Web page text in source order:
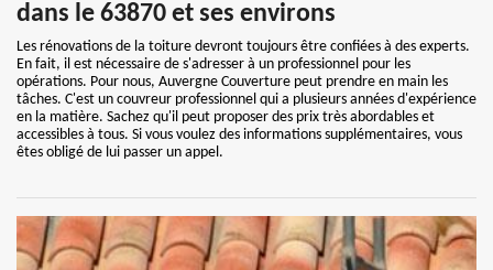
dans le 63870 et ses environs
Les rénovations de la toiture devront toujours être confiées à des experts.
En fait, il est nécessaire de s'adresser à un professionnel pour les
opérations. Pour nous, Auvergne Couverture peut prendre en main les
tâches. C'est un couvreur professionnel qui a plusieurs années d'expérience
en la matière. Sachez qu'il peut proposer des prix très abordables et
accessibles à tous. Si vous voulez des informations supplémentaires, vous
êtes obligé de lui passer un appel.